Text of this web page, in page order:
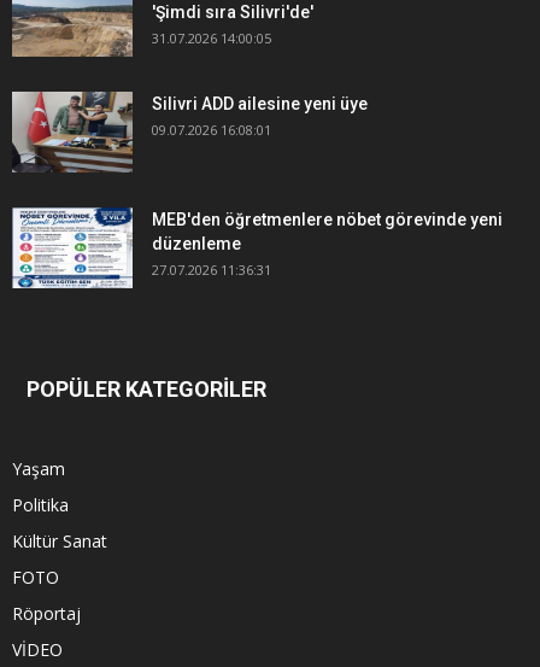
'Şimdi sıra Silivri'de'
31.07.2026 14:00:05
Silivri ADD ailesine yeni üye
09.07.2026 16:08:01
MEB'den öğretmenlere nöbet görevinde yeni
düzenleme
27.07.2026 11:36:31
POPÜLER KATEGORİLER
Yaşam
Politika
Kültür Sanat
FOTO
Röportaj
VİDEO